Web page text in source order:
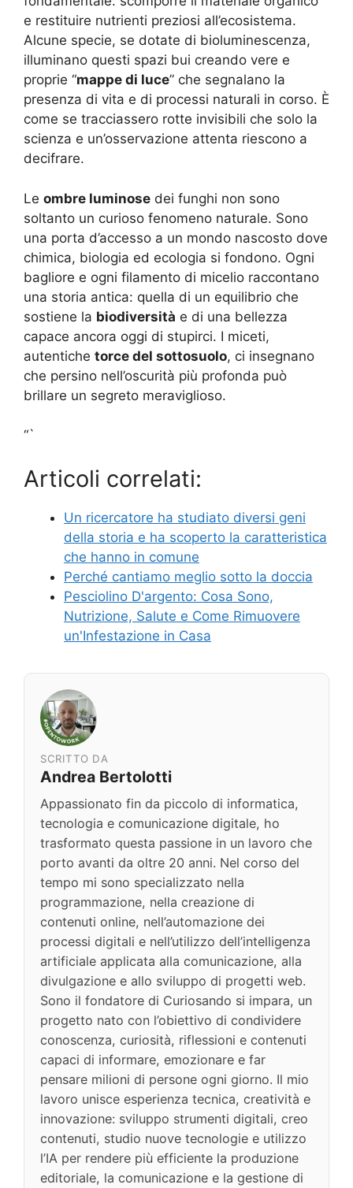
e restituire nutrienti preziosi all’ecosistema.
Alcune specie, se dotate di bioluminescenza,
illuminano questi spazi bui creando vere e
proprie “mappe di luce” che segnalano la
presenza di vita e di processi naturali in corso. È
come se tracciassero rotte invisibili che solo la
scienza e un’osservazione attenta riescono a
decifrare.
Le ombre luminose dei funghi non sono
soltanto un curioso fenomeno naturale. Sono
una porta d’accesso a un mondo nascosto dove
chimica, biologia ed ecologia si fondono. Ogni
bagliore e ogni filamento di micelio raccontano
una storia antica: quella di un equilibrio che
sostiene la biodiversità e di una bellezza
capace ancora oggi di stupirci. I miceti,
autentiche torce del sottosuolo, ci insegnano
che persino nell’oscurità più profonda può
brillare un segreto meraviglioso.
“`
Articoli correlati:
Un ricercatore ha studiato diversi geni
della storia e ha scoperto la caratteristica
che hanno in comune
Perché cantiamo meglio sotto la doccia
Pesciolino D'argento: Cosa Sono,
Nutrizione, Salute e Come Rimuovere
un'Infestazione in Casa
SCRITTO DA
Andrea Bertolotti
Appassionato fin da piccolo di informatica,
tecnologia e comunicazione digitale, ho
trasformato questa passione in un lavoro che
porto avanti da oltre 20 anni. Nel corso del
tempo mi sono specializzato nella
programmazione, nella creazione di
contenuti online, nell’automazione dei
processi digitali e nell’utilizzo dell’intelligenza
artificiale applicata alla comunicazione, alla
divulgazione e allo sviluppo di progetti web.
Sono il fondatore di Curiosando si impara, un
progetto nato con l’obiettivo di condividere
conoscenza, curiosità, riflessioni e contenuti
capaci di informare, emozionare e far
pensare milioni di persone ogni giorno. Il mio
lavoro unisce esperienza tecnica, creatività e
innovazione: sviluppo strumenti digitali, creo
contenuti, studio nuove tecnologie e utilizzo
l’IA per rendere più efficiente la produzione
editoriale, la comunicazione e la gestione di